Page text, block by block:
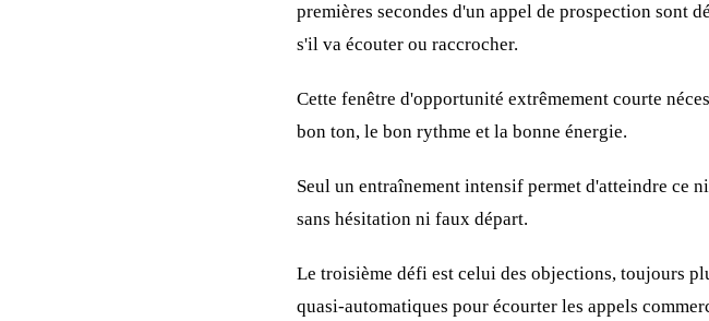
premières secondes d'un appel de prospection sont
s'il va écouter ou raccrocher.
Cette fenêtre d'opportunité extrêmement courte
bon ton, le bon rythme et la bonne énergie.
Seul un entraînement intensif permet d'atteindre ce
sans hésitation ni faux départ.
Le troisième défi est celui des objections, toujours
quasi-automatiques pour écourter les appels